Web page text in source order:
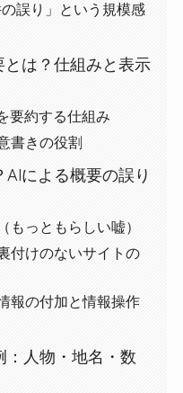
の誤り」という規模感
は？仕組みと表示
要約する仕組み
書きの役割
による概要の誤り
っともらしい嘘）
付けのないサイトの
報の付加と情報操作
人物・地名・数